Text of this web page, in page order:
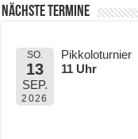
Nächste Termine
SO.
13
SEP.
2026
Pikkoloturnier
11 Uhr